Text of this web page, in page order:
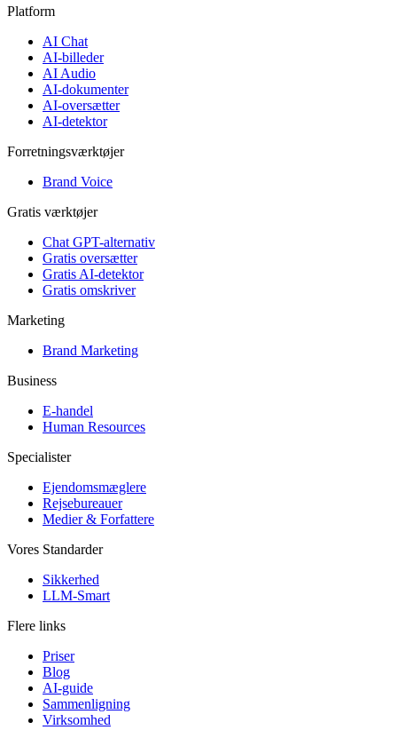
Platform
AI Chat
AI-billeder
AI Audio
AI-dokumenter
AI-oversætter
AI-detektor
Forretningsværktøjer
Brand Voice
Gratis værktøjer
Chat GPT-alternativ
Gratis oversætter
Gratis AI-detektor
Gratis omskriver
Marketing
Brand Marketing
Business
E-handel
Human Resources
Specialister
Ejendomsmæglere
Rejsebureauer
Medier & Forfattere
Vores Standarder
Sikkerhed
LLM-Smart
Flere links
Priser
Blog
AI-guide
Sammenligning
Virksomhed